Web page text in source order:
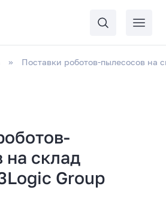
Поставки роботов-пылесосов на
на склад
Group